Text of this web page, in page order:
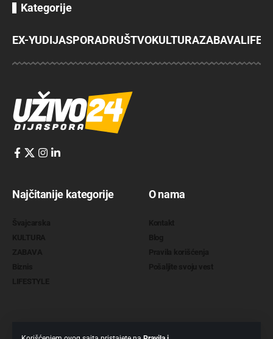
Kategorije
EX-YUDIJASPORADRUŠTVOKULTURAZABAVA
Najčitanije kategorije O nama